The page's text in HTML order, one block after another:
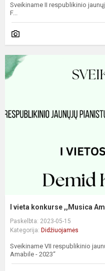
Sveikiname II respublikinio
F...
I vieta konkurse ,,Musica
Paskelbta: 2023-05-15
Kategorija: Didžiuojamės
Sveikiname VII respublikinio
Amabile - 2023“